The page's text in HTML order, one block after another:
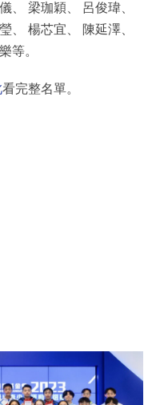
、 梁珈穎、 呂俊瑋、
、 楊芯宜、 陳延澤、
等。
看完整名單。